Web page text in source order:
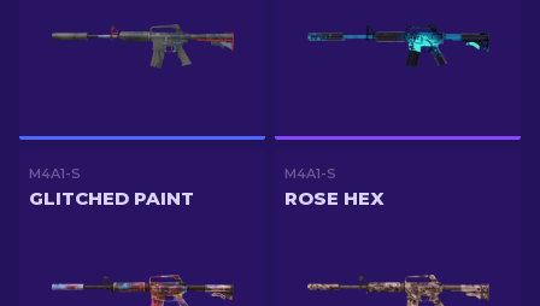
M4A1-S
GLITCHED PAINT
M4A1-S
ROSE HEX